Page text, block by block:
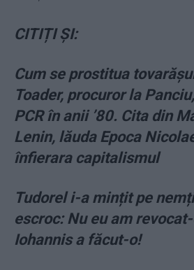
CITIȚI ȘI:
Cum se prostitua
Toader, procuror la
PCR în anii ’80. Cita din
Lenin, lăuda Epoca
înfierara capitalismul
Tudorel i-a mințit pe
escroc: Nu eu am
Iohannis a făcut-o!